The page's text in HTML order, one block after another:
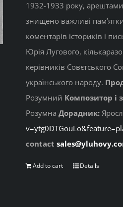
1932-1933 року, арештами,
знищено важливі
коментарів істориків і
Юрія Лугового,
керівників Совєтського
українського народу.
Розумний Композитор і
Розумна Дорадник:
contact
Add to cart Details